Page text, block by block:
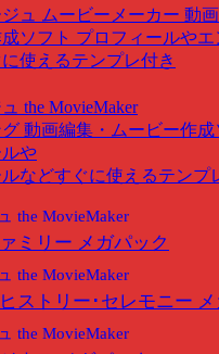
the MovieMaker
動画編集・ムービー作成
や
などすぐに使えるテンプ
the MovieMaker
ミリー メガパック
the MovieMaker
ストリー･セレモニー
the MovieMaker